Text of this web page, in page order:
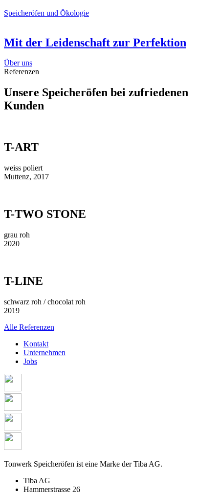
Speicheröfen und Ökologie
Mit der Leidenschaft zur Perfektion
Über uns
Referenzen
Unsere Speicheröfen bei zufriedenen
Kunden
T-ART
weiss poliert
Muttenz, 2017
T-TWO STONE
grau roh
2020
T-LINE
schwarz roh / chocolat roh
2019
Alle Referenzen
Kontakt
Unternehmen
Jobs
Tonwerk Speicheröfen ist eine Marke der Tiba AG.
Tiba AG
Hammerstrasse 26